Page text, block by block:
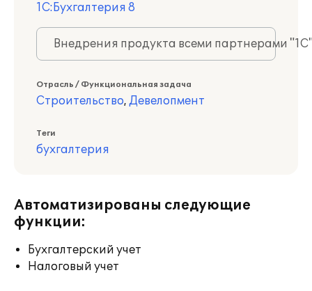
1С:Бухгалтерия 8
Внедрения продукта всеми партнерами
Отрасль / Функциональная задача
Строительство, Девелопмент
Теги
бухгалтерия
Автоматизированы следующие
функции:
Бухгалтерский учет
Налоговый учет